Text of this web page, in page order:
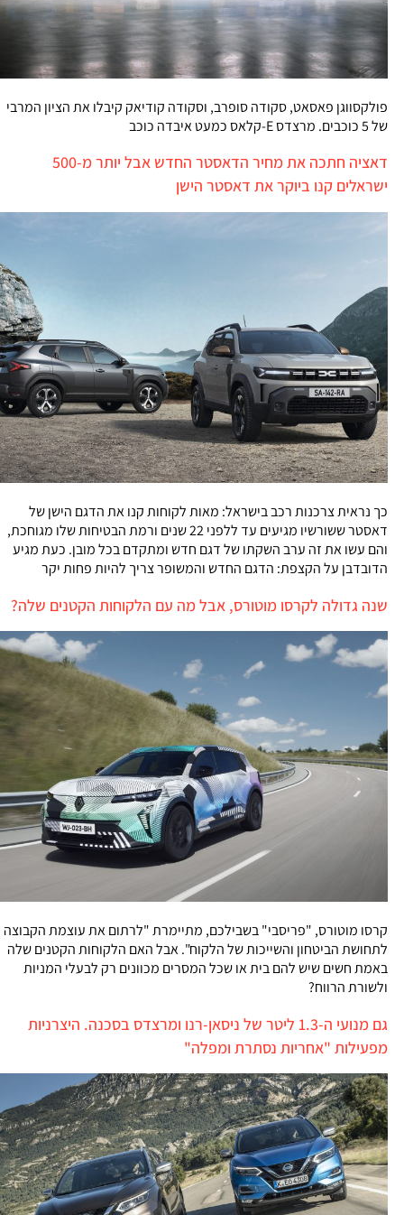
פולקסווגן פאסאט, סקודה סופרב, וסקודה קודיאק קיבלו את הציון המרבי
של 5 כוכבים. מרצדס E-קלאס כמעט איבדה כוכב
דאציה חתכה את מחיר הדאסטר החדש אבל יותר מ-500
ישראלים קנו ביוקר את דאסטר הישן
כך נראית צרכנות רכב בישראל: מאות לקוחות קנו את הדגם הישן של
דאסטר ששורשיו מגיעים עד ללפני 22 שנים ורמת הבטיחות שלו מגוחכת,
והם עשו את זה ערב השקתו של דגם חדש ומתקדם בכל מובן. כעת מגיע
הדובדבן על הקצפת: הדגם החדש והמשופר צריך להיות פחות יקר
שנה גדולה לקרסו מוטורס, אבל מה עם הלקוחות הקטנים שלה?
קרסו מוטורס, "פריסבי" בשבילכם, מתיימרת "לרתום את עוצמת הקבוצה
לתחושת הביטחון והשייכות של הלקוח". אבל האם הלקוחות הקטנים שלה
באמת חשים שיש להם בית או שכל המסרים מכוונים רק לבעלי המניות
ולשורת הרווח?
גם מנועי ה-1.3 ליטר של ניסאן-רנו ומרצדס בסכנה. היצרניות
מפעילות "אחריות נסתרת ומפלה"